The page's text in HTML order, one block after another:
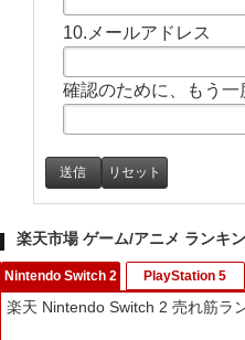
10.メールアドレス
確認のために、もう一
楽天市場 ゲーム/アニメ ランキ
Nintendo Switch 2
楽天 Nintendo Switch 2 売れ筋ラ
PlayStation 5